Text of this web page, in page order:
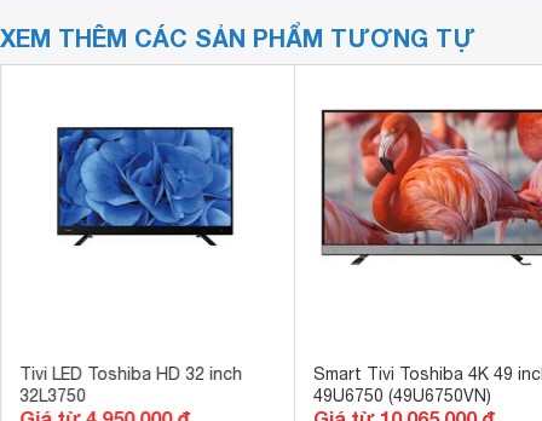
XEM THÊM CÁC SẢN PHẨM TƯƠNG TỰ
Tivi LED Toshiba HD 32 inch
32L3750
Smart Tivi Toshiba 4K 49
49U6750 (49U6750VN)